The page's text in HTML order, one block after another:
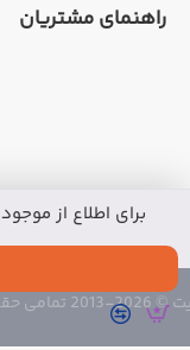
برای اطلاع از
راهنمای مشتریان
به فروشگاه مکاترونیک می باشد